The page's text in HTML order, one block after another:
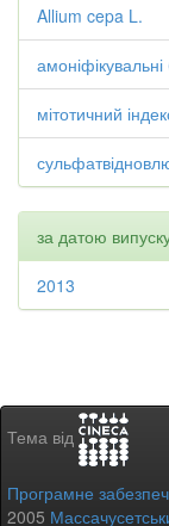
Allium cepa L.
амоніфікувальні
мітотичний
за датою
2013
Тема від
Програмне
2005